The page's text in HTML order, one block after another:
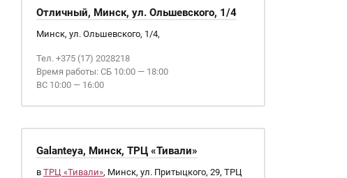
Отличный, Минск, ул. Ольшевского, 1/4
Минск, ул. Ольшевского, 1/4,
Тел. +375 (17) 2028218
Время работы: СБ 10:00 — 18:00
ВС 10:00 — 16:00
Galanteya, Минск, ТРЦ «Тивали»
в ТРЦ «Тивали», Минск, ул. Притыцкого, 29, ТРЦ